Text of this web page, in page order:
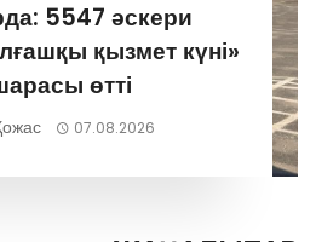
5547 әскери
қызмет күні»
өтті
07.08.2026